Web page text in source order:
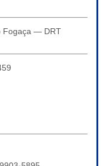
Fogaça — DRT